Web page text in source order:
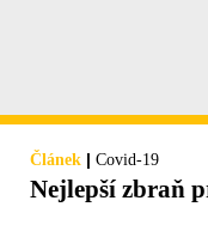
Článek | Covid-19
Nejlepší zbraň